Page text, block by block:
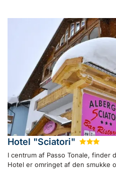
Hotel "Sciatori" ★★
I centrum af Passo Tonale, finder
Hotel er omringet af den smukke